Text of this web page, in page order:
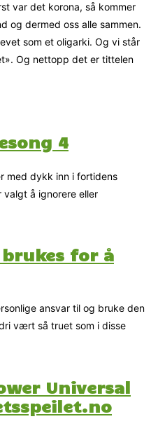
var det korona, så kommer
og dermed oss alle sammen.
som et oligarki. Og vi står
Og nettopp det er tittelen
4
med dykk inn i fortidens
valgt å ignorere eller
for å
ansvar til og bruke den
vært så truet som i disse
Universal